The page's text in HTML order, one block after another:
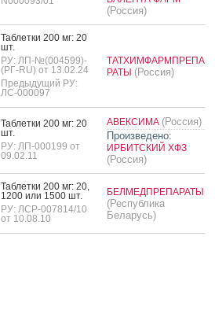
(Россия)
Таб­летки 200 мг: 20
шт.
РУ: ЛП-№(004599)-
(РГ-RU) от 13.02.24
Предыдущий РУ:
ЛС-000097
ТАТХИМФАРМПРЕПА
РАТЫ (Россия)
Таб­летки 200 мг: 20
шт.
РУ: ЛП-000199 от
09.02.11
АВЕКСИМА (Россия)
Произведено:
ИРБИТСКИЙ ХФЗ
(Россия)
Таб­летки 200 мг: 20,
1200 или 1500 шт.
РУ: ЛСР-007814/10
от 10.08.10
БЕЛМЕДПРЕПАРАТЫ
(Республика
Беларусь)